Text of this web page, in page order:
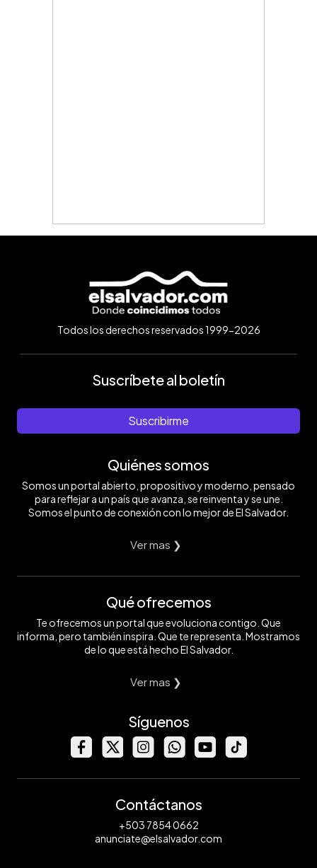
Todos los derechos reservados 1999-2026
Suscríbete al boletín
Suscribirme
Quiénes somos
Somos un portal abierto, propositivo y moderno, pensado
para reflejar a un país que avanza, se reinventa y se une.
Somos el punto de conexión con lo mejor de El Salvador.
Ver mas ❯
Qué ofrecemos
Te ofrecemos un portal que evoluciona contigo. Que
informa, pero también inspira. Que te representa. Mostramos
de lo que está hecho El Salvador.
Ver mas ❯
Síguenos
Contáctanos
+503 7854 0662
anunciate@elsalvador.com